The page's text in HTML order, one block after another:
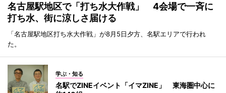
名古屋駅地区で「打ち水大作戦」 4会場で一斉に
打ち水、街に涼しさ届ける
「名古屋駅地区打ち水大作戦」が8月5日夕方、名駅エリアで行われ
た。
学ぶ・知る
名駅でZINEイベント「イマZINE」 東海圏中心に